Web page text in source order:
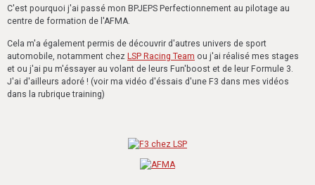
C'est pourquoi j'ai passé mon BPJEPS Perfectionnement au pilotage au
centre de formation de l'AFMA.
Cela m'a également permis de découvrir d'autres univers de sport
automobile, notamment chez LSP Racing Team ou j'ai réalisé mes stages
et ou j'ai pu m'éssayer au volant de leurs Fun'boost et de leur Formule 3.
J'ai d'ailleurs adoré ! (voir ma vidéo d'éssais d'une F3 dans mes vidéos
dans la rubrique training)